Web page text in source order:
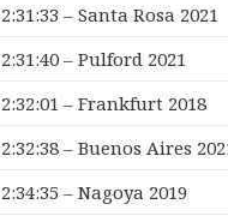
2:31:33 – Santa Rosa 2021
2:31:40 – Pulford 2021
2:32:01 – Frankfurt 2018
2:32:38 – Buenos Aires
2:34:35 – Nagoya 2019